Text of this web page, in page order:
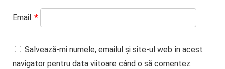
Email *
Salvează-mi numele, emailul și site-ul web în acest
navigator pentru data viitoare când o să comentez.